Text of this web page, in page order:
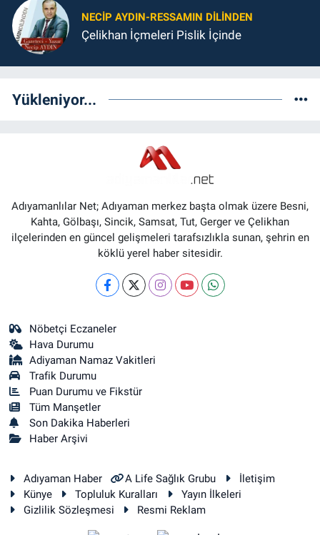
NECIP AYDIN-RESSAMIN DILINDEN
Çelikhan İçmeleri Pislik İçinde
Yükleniyor...
Adıyamanlılar Net; Adıyaman merkez başta olmak üzere Besni,
Kahta, Gölbaşı, Sincik, Samsat, Tut, Gerger ve Çelikhan
ilçelerinden en güncel gelişmeleri tarafsızlıkla sunan, şehrin en
köklü yerel haber sitesidir.
Nöbetçi Eczaneler
Hava Durumu
Adiyaman Namaz Vakitleri
Trafik Durumu
Puan Durumu ve Fikstür
Tüm Manşetler
Son Dakika Haberleri
Haber Arşivi
Adıyaman Haber A Life Sağlık Grubu
İletişim
Künye
Topluluk Kuralları
Yayın İlkeleri
Gizlilik Sözleşmesi
Resmi Reklam